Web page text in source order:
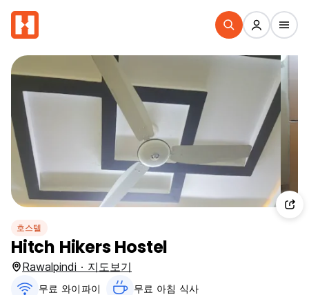
호스텔
Hitch Hikers Hostel
Rawalpindi · 지도보기
무료 와이파이 무료 아침 식사‎